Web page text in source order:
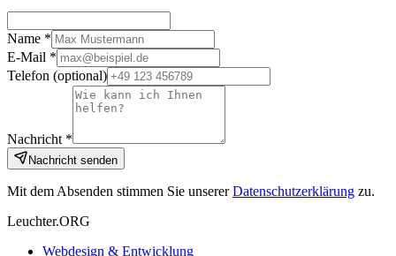
Name *
E-Mail *
Telefon (optional)
Nachricht *
Nachricht senden
Mit dem Absenden stimmen Sie unserer Datenschutzerklärung zu.
Leuchter.ORG
Webdesign & Entwicklung